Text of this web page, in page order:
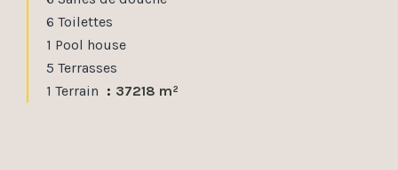
6 Toilettes
1 Pool house
5 Terrasses
1 Terrain
37218 m²